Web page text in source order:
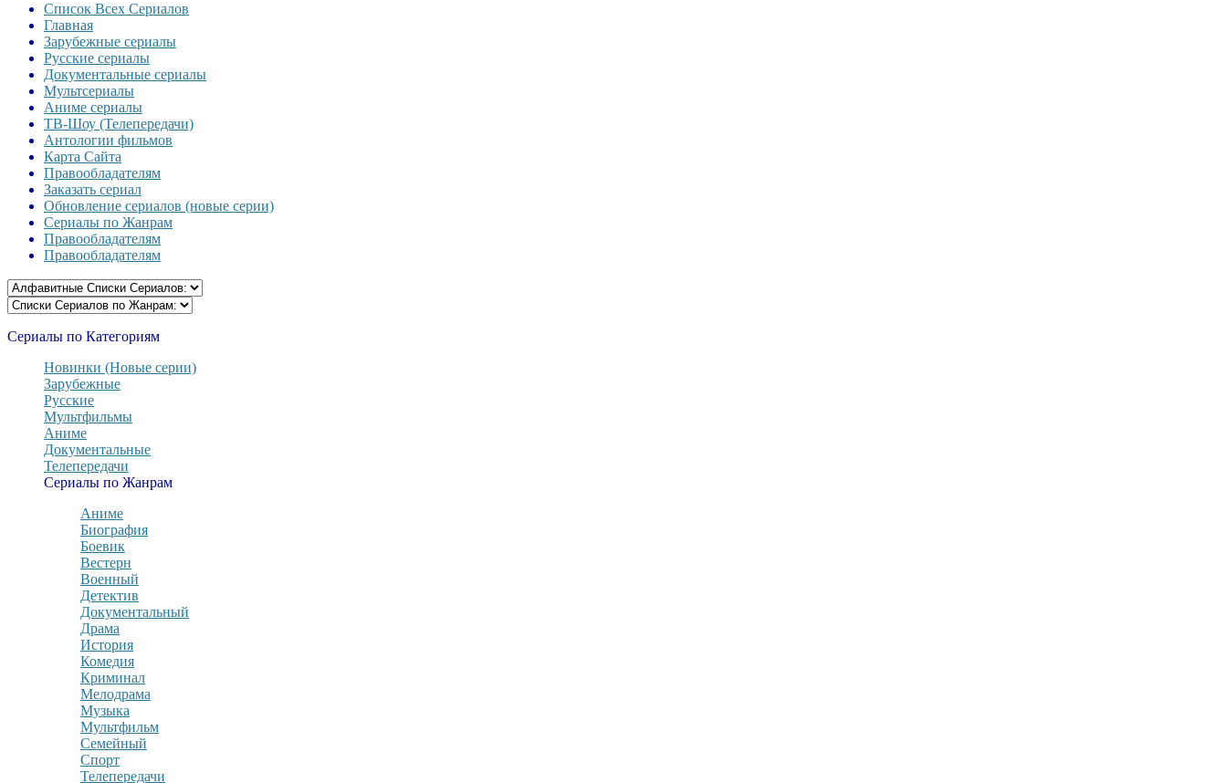
Список Всех Сериалов
Главная
Зарубежные сериалы
Русские сериалы
Документальные сериалы
Мультсериалы
Аниме сериалы
ТВ-Шоу (Телепередачи)
Антологии фильмов
Карта Сайта
Правообладателям
Заказать сериал
Обновление сериалов (новые серии)
Сериалы по Жанрам
Правообладателям
Правообладателям
Сериалы по Категориям
Новинки (Новые серии)
Зарубежные
Русские
Мультфильмы
Аниме
Документальные
Телепередачи
Сериалы по Жанрам
Аниме
Биография
Боевик
Вестерн
Военный
Детектив
Документальный
Драма
История
Комедия
Криминал
Мелодрама
Музыка
Мультфильм
Семейный
Спорт
Телепередачи